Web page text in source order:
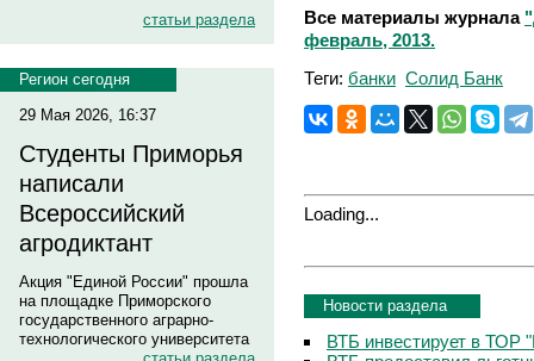
статьи раздела
Регион сегодня
29 Мая 2026, 16:37
Студенты Приморья
написали
Всероссийский
агродиктант
Акция "Единой России" прошла
на площадке Приморского
государственного аграрно-
технологического университета
Все материалы журнала
февраль, 2013.
Теги: банки Солид Банк
Loading...
Новости раздела
ВТБ инвестирует в ТОР